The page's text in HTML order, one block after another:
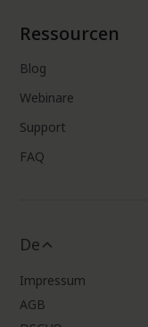
Ressourcen
Blog
Webinare
Support
FAQ
Impressum
AGB
De